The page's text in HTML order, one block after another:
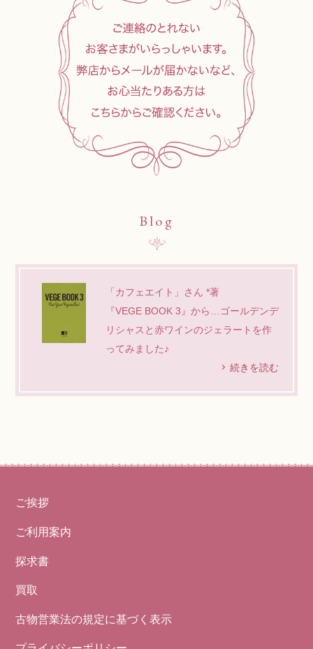
Blog
「カフェエイト」さん *著
『VEGE BOOK 3』から…ゴールデンデ
リシャスと赤ワインのジェラートを作
ってみました♪
続きを読む
ご挨拶
ご利用案内
探求書
買取
古物営業法の規定に基づく表示